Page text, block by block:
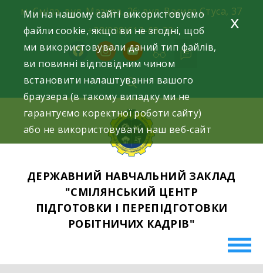
content
м. Сміла, вул. Мазура, 26; вул. Василя Стуса, 37
+38(098)612-69-32.
facebookinstagram
youtube
ДЕРЖАВНИЙ НАВЧАЛЬНИЙ ЗАКЛАД
"СМІЛЯНСЬКИЙ ЦЕНТР
ПІДГОТОВКИ І ПЕРЕПІДГОТОВКИ
РОБІТНИЧИХ КАДРІВ"
Ми на нашому сайті використовуємо
файли cookie, якщо ви не згодні, щоб
ми використовували даний тип файлів,
ви повинні відповідним чином
встановити налаштування вашого
браузера (в такому випадку ми не
гарантуємо коректної роботи сайту)
або не використовувати наш веб-сайт
x